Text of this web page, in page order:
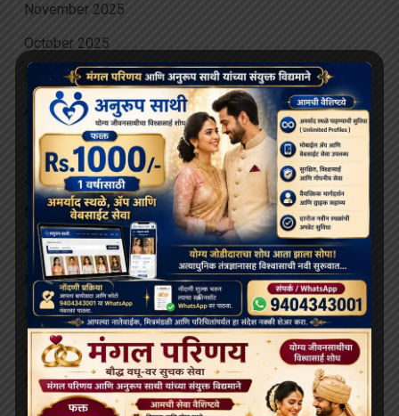
November 2025
October 2025
September 2025
August 2025
July 2025
June 2025
May 2025
April 2025
March 2025
February 2025
January 2025
December 2024